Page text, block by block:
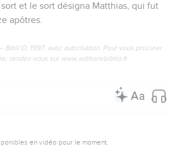
et le sort désigna Matthias, qui fut
apôtres.
1997, avec autorisation. Pour vous procurer
rendez-vous sur www.editionsbiblio.fr
en vidéo pour le moment.